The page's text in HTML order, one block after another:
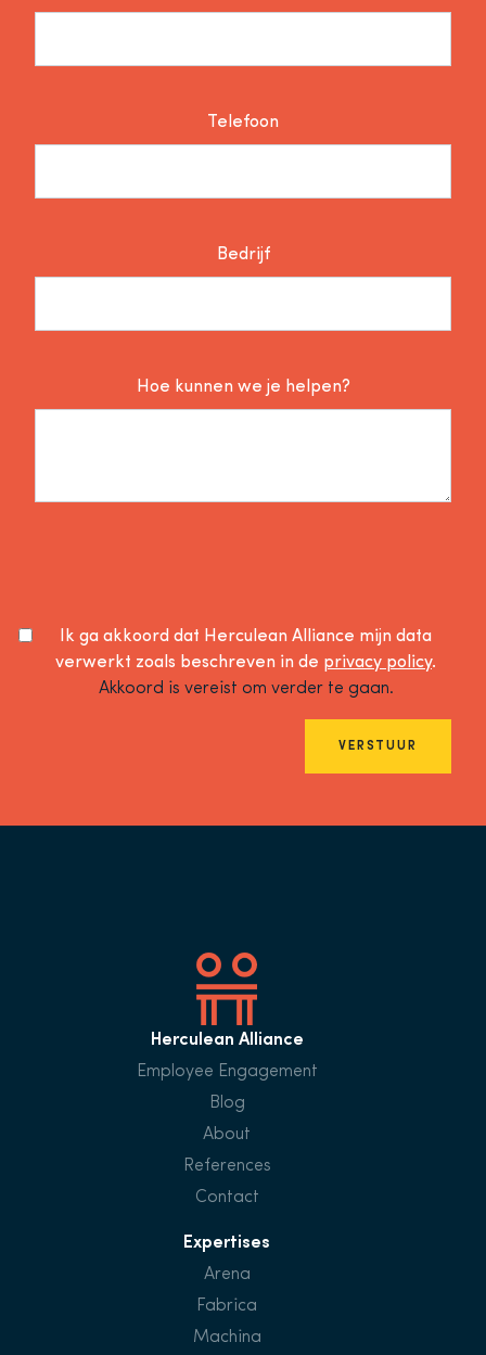
Telefoon
Bedrijf
Hoe kunnen we je helpen?
Ik ga akkoord dat Herculean Alliance mijn data
verwerkt zoals beschreven in de privacy policy.
Akkoord is vereist om verder te gaan.
VERSTUUR
Herculean Alliance
Employee Engagement
Blog
About
References
Contact
Expertises
Arena
Fabrica
Machina